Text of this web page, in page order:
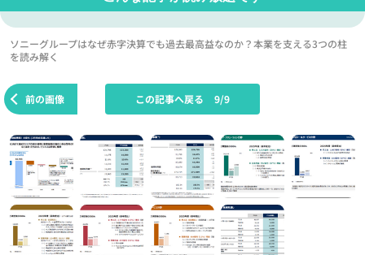
ソニーグループはなぜ赤字決算でも過去最高益なのか？本業を支える3つの柱
を読み解く
前の画像 この記事へ戻る 9/9